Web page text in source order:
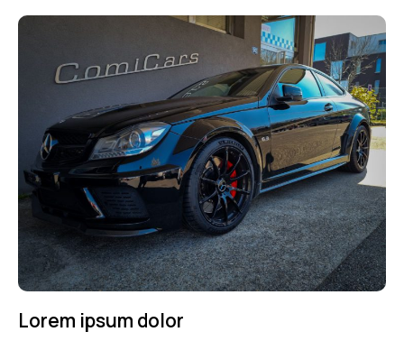
Lorem ipsum dolor